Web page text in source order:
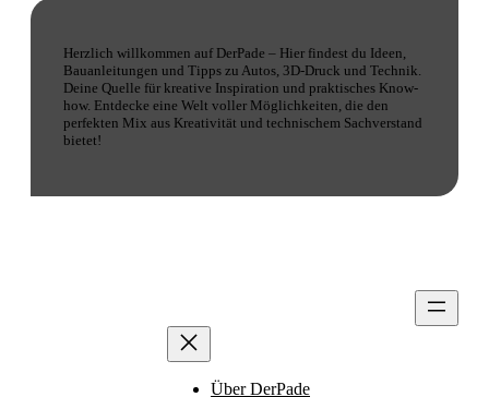
Herzlich willkommen auf DerPade – Hier findest du Ideen,
Bauanleitungen und Tipps zu Autos, 3D-Druck und Technik.
Deine Quelle für kreative Inspiration und praktisches Know-
how. Entdecke eine Welt voller Möglichkeiten, die den
perfekten Mix aus Kreativität und technischem Sachverstand
bietet!
Über DerPade